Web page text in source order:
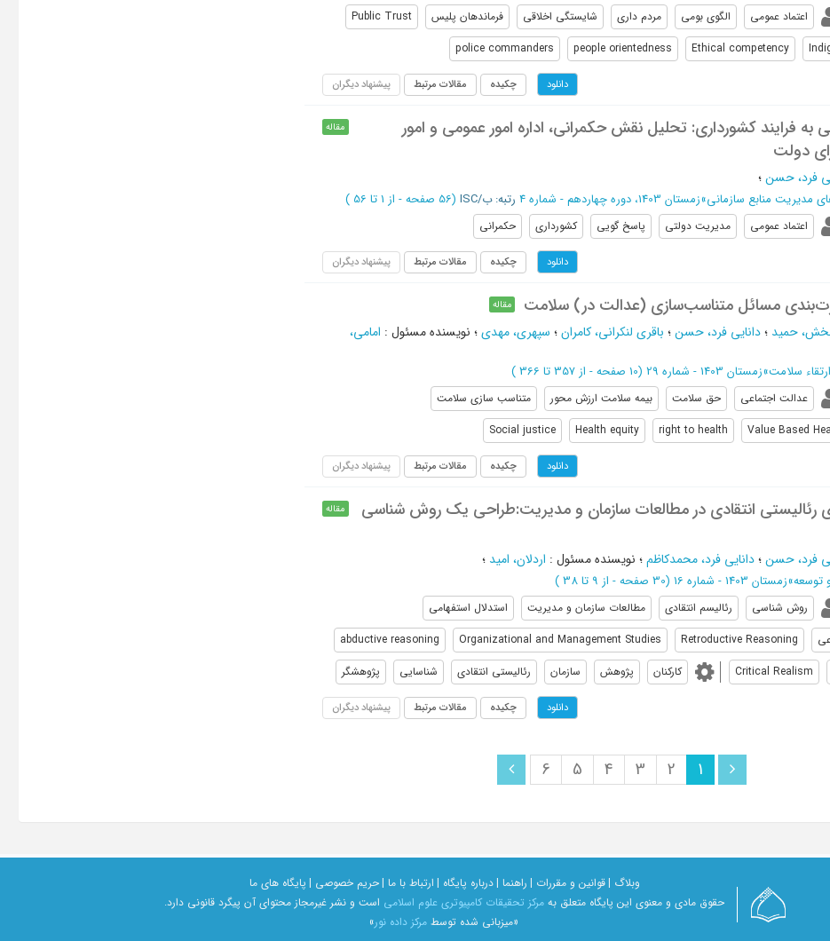
اعتماد عمومی الگوی بومی مردم داری شایستگی اخلاقی فرماندهان پلیس
Public Trust
Ethical competency
people orientedness
police commanders
دانلود چکیده مقالات مرتبط پیشنهاد دیگران
به فرایند کشورداری: تحلیل نقش حکمرانی، اداره امور عمومی و امور
دولت
مقاله
فرد، حسن؛
مدیریت منابع سازمانی»زمستان 1403، دوره چهاردهم - شماره 4 رتبه: ب/ISC (‎56 صفحه - از 1 تا 56 )
اعتماد عمومی مدیریت دولتی پاسخ گویی کشورداری حکمرانی
دانلود چکیده مقالات مرتبط پیشنهاد دیگران
مسائل متناسب‌سازی (عدالت در) سلامت مقاله
حمید ؛دانایی فرد، حسن؛ باقری لنکرانی، کامران؛ سپهری، مهدی؛ نویسنده مسئول : امامی،
سلامت»زمستان 1403 - شماره 29 (‎10 صفحه - از 357 تا 366 )
عدالت اجتماعی حق سلامت بیمه سلامت ارزش محور
متناسب سازی سلامت
Value Based
right to health
Health equity
Social justice
دانلود چکیده مقالات مرتبط پیشنهاد دیگران
انتقادی در مطالعات سازمان و مدیریت:طراحی یک روش شناسی
مقاله
فرد، حسن؛دانایی فرد، محمدکاظم؛ نویسنده مسئول : اردلان، امید ؛
توسعه»زمستان 1403 - شماره 16 (‎30 صفحه - از 9 تا 38 )
روش شناسی رئالیسم انتقادی مطالعات سازمان و مدیریت
استدلال استفهامی
Retroductive Reasoning
Organizational and Management Studies
abductive reasoning
Critical Realism کارکنان پژوهش سازمان رئالیستی انتقادی شناسایی پژوهشگر
دانلود چکیده مقالات مرتبط پیشنهاد دیگران
1
2
3
4
5
6
وبلاگ |قوانین و مقررات | راهنما |درباره پایگاه | ارتباط با ما |حریم خصوصی | پایگاه های ما
حقوق مادی و معنوی اين پايگاه متعلق بهمرکز تحقیقات کامپیوتری علوم اسلامی است و نشر غیرمجاز محتوای آن پیگرد قانونی دارد.
«میزبانی شده توسط مرکز داده نور»